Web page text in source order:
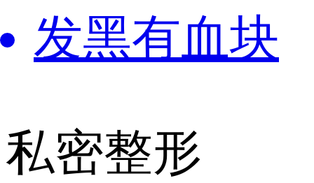
发黑有血块
私密整形